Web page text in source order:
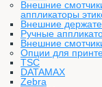
Внешние
аппликаторы
Внешние
Ручные
Внешние
Опции для
TSC
DATAMAX
Zebra